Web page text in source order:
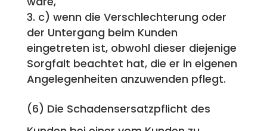
c) wenn die Verschlechterung oder
der Untergang beim Kunden
eingetreten ist, obwohl dieser diejenige
Sorgfalt beachtet hat, die er in eigenen
Angelegenheiten anzuwenden pflegt.
(6) Die Schadensersatzpflicht des